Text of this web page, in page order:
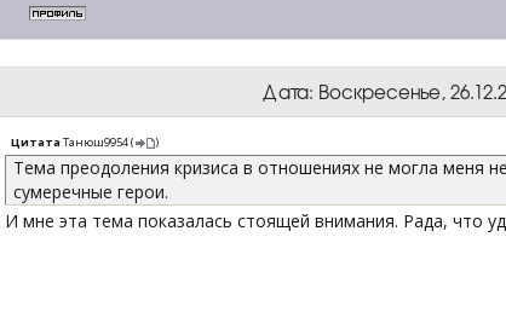
Дата: Воскресенье,
ЦитатаТанюш9954( )
Тема преодоления кризиса в отношениях не могла меня
сумеречные герои.
И мне эта тема показалась стоящей внимания. Рада, что